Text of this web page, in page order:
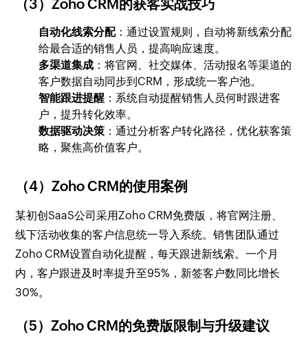
（3）Zoho CRM的获客实战技巧
自动化线索分配：通过设置规则，自动将新线索分配
给最合适的销售人员，提高响应速度。
多渠道集成 ：将官网、社交媒体、活动报名等渠道的
客户数据自动同步到CRM，形成统一客户池。
智能跟进提醒 ：系统自动提醒销售人员何时跟进客
户，提升转化效率。
数据驱动决策 ：通过分析客户转化路径，优化获客策
略，聚焦高价值客户。
（4）Zoho CRM的使用案例
某初创SaaS公司采用Zoho CRM免费版，将官网注册、
线下活动收集的客户信息统一导入系统。销售团队通过
Zoho CRM设置自动化提醒，每天跟进新线索。一个月
内，客户跟进及时率提升至95%，新签客户数同比增长
30%。
（5）Zoho CRM的免费版限制与升级建议